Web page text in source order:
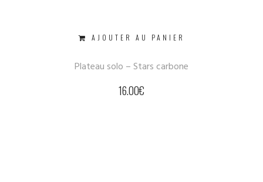
AJOUTER AU PANIER
Plateau solo – Stars carbone
16.00€